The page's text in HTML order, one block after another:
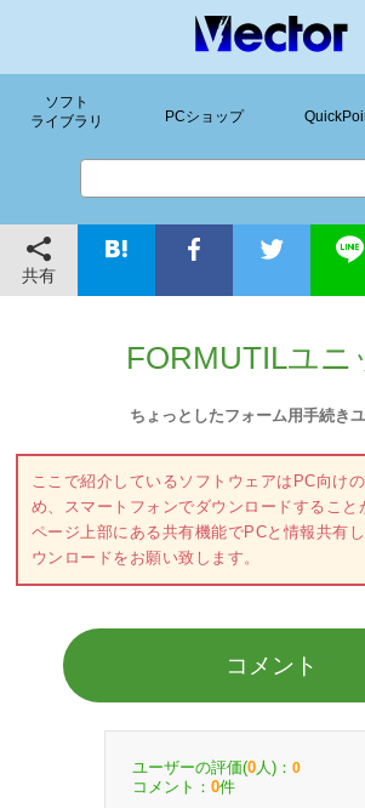
ソフト
ライブラリ
PCショップ
共有
FORMUTILユニ
ちょっとしたフォーム用手続き
ここで紹介しているソフトウェアはPC向け
め、スマートフォンでダウンロードすること
ページ上部にある共有機能でPCと情報共有
ウンロードをお願い致します。
コメント
ユーザーの評価(0 人)： 0
コメント： 0件